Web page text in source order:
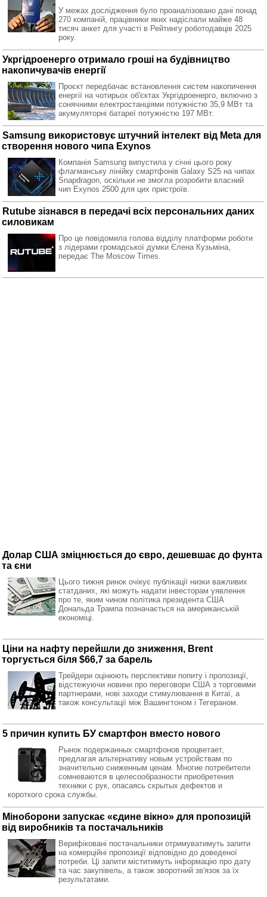
У межах дослідження було проаналізовано дані понад
270 компаній, працівники яких надіслали майже 48
тисяч анкет для участі в Рейтингу роботодавців 2025
року.
Укргідроенерго отримало гроші на будівництво
накопичувачів енергії
Проєкт передбачає встановлення систем накопичення
енергії на чотирьох об'єктах Укргідроенерго, включно з
сонячними електростанціями потужністю 35,9 МВт та
акумуляторні батареї потужністю 197 МВт.
Samsung використовує штучний інтелект від Meta для
створення нового чипа Exynos
Компанія Samsung випустила у січні цього року
флагманську лінійку смартфонів Galaxy S25 на чипах
Snapdragon, оскільки не змогла розробити власний
чип Exynos 2500 для цих пристроїв.
Rutube зізнався в передачі всіх персональних даних
силовикам
Про це повідомила голова відділу платформи роботи
з лідерами громадської думки Єлена Кузьміна,
передає The Moscow Times.
Долар США зміцнюється до євро, дешевшає до фунта
та єни
Цього тижня ринок очікує публікації низки важливих
статданих, які можуть надати інвесторам уявлення
про те, яким чином політика президента США
Дональда Трампа позначається на американській
економіці.
Ціни на нафту перейшли до зниження, Brent
торгується біля $66,7 за барель
Трейдери оцінюють перспективи попиту і пропозиції,
відстежуючи новини про переговори США з торговими
партнерами, нові заходи стимулювання в Китаї, а
також консультації між Вашингтоном і Тегераном.
5 причин купить БУ смартфон вместо нового
Рынок подержанных смартфонов процветает,
предлагая альтернативу новым устройствам по
значительно сниженным ценам. Многие потребители
сомневаются в целесообразности приобретения
техники с рук, опасаясь скрытых дефектов и
короткого срока службы.
Міноборони запускає «єдине вікно» для пропозицій
від виробників та постачальників
Верифіковані постачальники отримуватимуть запити
на комерційні пропозиції відповідно до доведеної
потреби. Ці запити міститимуть інформацію про дату
та час закупівель, а також зворотний зв'язок за їх
результатами.